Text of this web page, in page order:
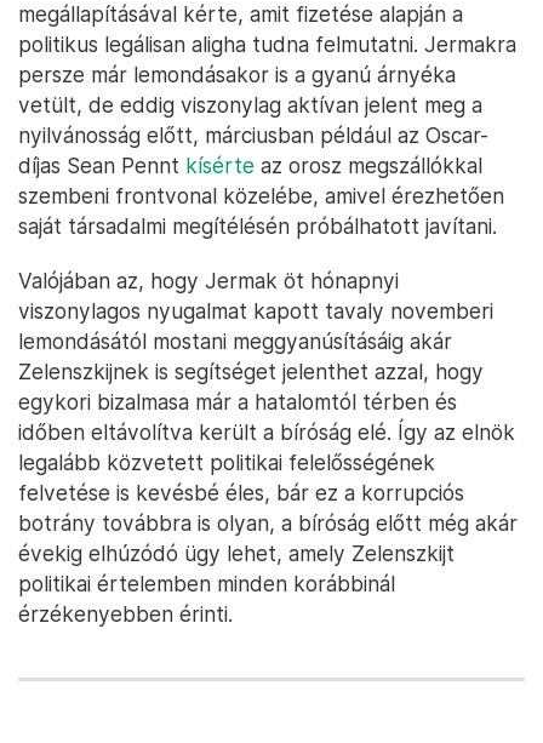
megállapításával kérte, amit fizetése alapján a
politikus legálisan aligha tudna felmutatni. Jermakra
persze már lemondásakor is a gyanú árnyéka
vetült, de eddig viszonylag aktívan jelent meg a
nyilvánosság előtt, márciusban például az Oscar-
díjas Sean Pennt kísérte az orosz megszállókkal
szembeni frontvonal közelébe, amivel érezhetően
saját társadalmi megítélésén próbálhatott javítani.
Valójában az, hogy Jermak öt hónapnyi
viszonylagos nyugalmat kapott tavaly novemberi
lemondásától mostani meggyanúsításáig akár
Zelenszkijnek is segítséget jelenthet azzal, hogy
egykori bizalmasa már a hatalomtól térben és
időben eltávolítva került a bíróság elé. Így az elnök
legalább közvetett politikai felelősségének
felvetése is kevésbé éles, bár ez a korrupciós
botrány továbbra is olyan, a bíróság előtt még akár
évekig elhúzódó ügy lehet, amely Zelenszkijt
politikai értelemben minden korábbinál
érzékenyebben érinti.